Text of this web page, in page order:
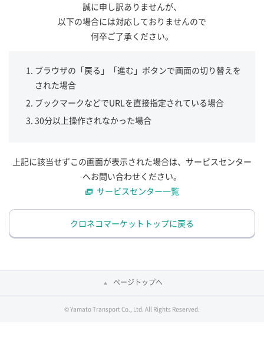
誠に申し訳ありませんが、
以下の場合には対応しておりませんので
何卒ご了承ください。
ブラウザの「戻る」「進む」ボタンで画面の切り替えを
された場合
ブックマークなどでURLを直接指定されている場合
30分以上操作されなかった場合
上記に該当せずこの画面が表示された場合は、サービスセンター
へお問い合わせください。
サービスセンター一覧
クロネコマーケットトップに戻る
ページトップへ
© Yamato Transport Co., Ltd. All Rights Reserved.